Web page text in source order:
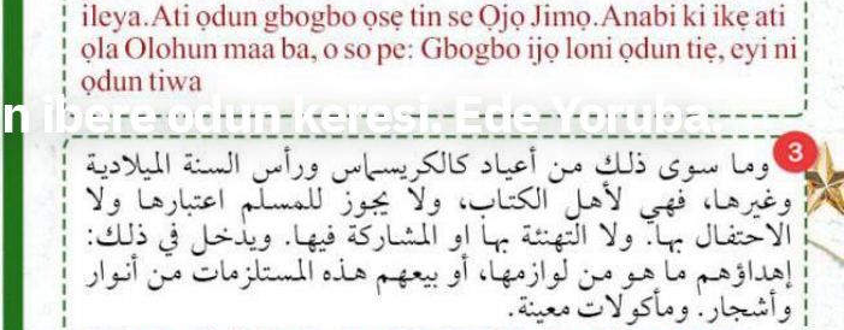
ibere odun keresi. Ede Yoruba.